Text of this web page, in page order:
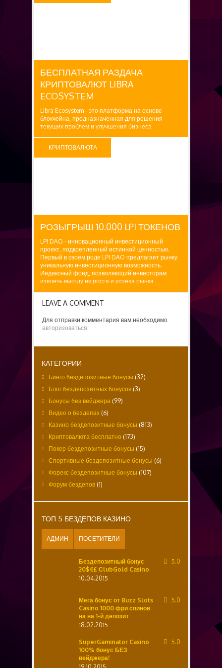
Заявленная награда: 300,000...
БЕСПЛАТНАЯ РАЗДАЧА
КРИПТОВАЛЮТ LIBRA
ECOSYSTEM
Libra Ecosystem - это платформа на основе
блокчейна, предназначенная для решения
текущих проблем и улучшения бизнеса
КРИПТОВАЛЮТА
РОЗЫГРЫШ 10.000 LPI ТОКЕНОВ
LPI DAO - инновационный инвестиционный
проект, подкрепленный истинной ценностью.
Первый в своем роде LPI DAO предлагает рынку
уникальную инвестиционную возможность.
Индексный фонд, позволяющий инвесторам
извлечь выгоду из роста и успеха рынка
LEAVE A COMMENT
Для отправки комментария вам необходимо
авторизоваться.
КАТЕГОРИИ
Бинго бездепозитные бонусы (32)
Блог бездепозитных бонусов (3)
Бонусы без вейджера (99)
Видео о бездепах (6)
Казино бездепозитные бонусы (813)
Криптовалюта бесплатно (173)
Покер бездепозитные бонусы (15)
Спортивные бездепозитные бонусы (6)
Форекс бездепозитные бонусы (107)
Форум бездепов (1)
ТОП 5 БЕЗДЕПОВ КАЗИНО
АДМИН ПОСЕТИТЕЛИ
Бездепозитный бонус
20$€£ СlubGold Casino
10.04.2015
5.0
Мега бонус от Buzz Slots
Casino 1000 фри спинов
на на 1-й депозит
18.02.2015
5.0
SuperGaminator Casino
100% бонус БЕЗ
вейджера!
5.0